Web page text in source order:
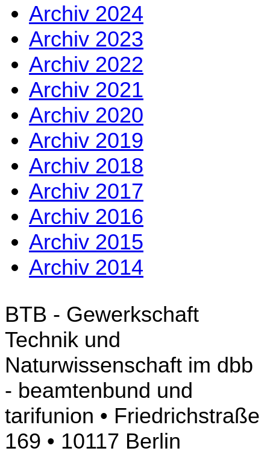
Archiv 2024
Archiv 2023
Archiv 2022
Archiv 2021
Archiv 2020
Archiv 2019
Archiv 2018
Archiv 2017
Archiv 2016
Archiv 2015
Archiv 2014
BTB - Gewerkschaft
Technik und
Naturwissenschaft im dbb
- beamtenbund und
tarifunion • Friedrichstraße
169 • 10117 Berlin